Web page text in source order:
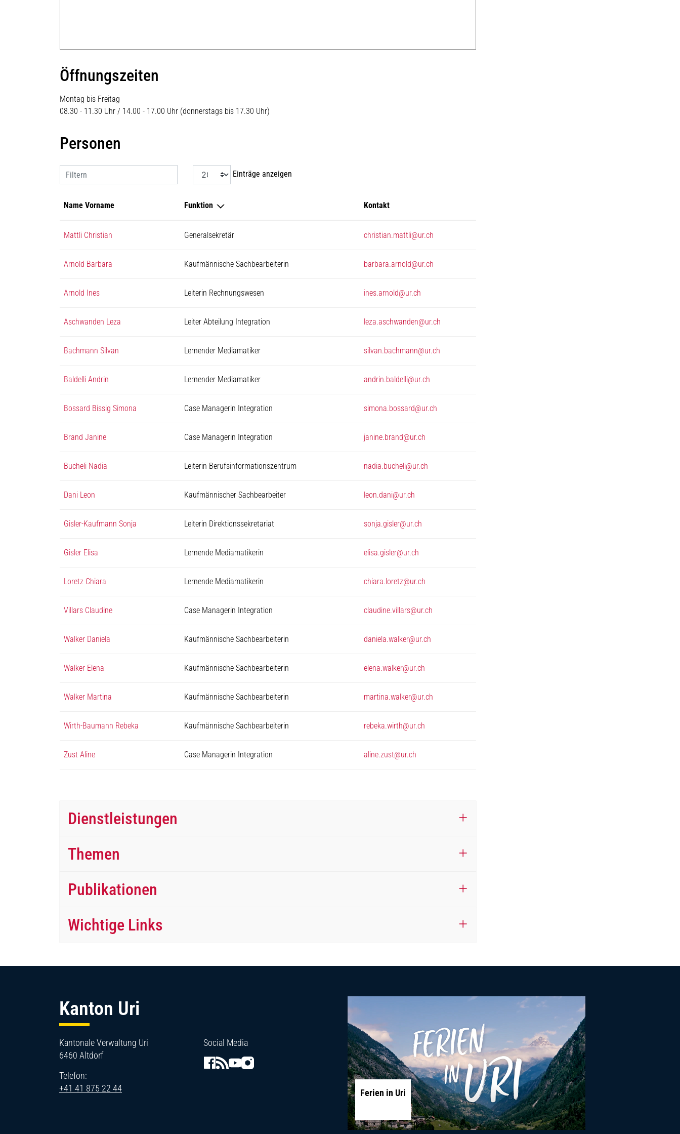
Öffnungszeiten
Montag bis Freitag
08.30 - 11.30 Uhr / 14.00 - 17.00 Uhr (donnerstags bis 17.30 Uhr)
Personen
Filtern Einträge anzeigen
Name Vorname Funktion Kontakt
Mattli Christian Generalsekretär christian.mattli@ur.ch
Arnold Barbara Kaufmännische Sachbearbeiterin barbara.arnold@ur.ch
Arnold Ines Leiterin Rechnungswesen ines.arnold@ur.ch
Aschwanden Leza Leiter Abteilung Integration leza.aschwanden@ur.ch
Bachmann Silvan Lernender Mediamatiker silvan.bachmann@ur.ch
Baldelli Andrin Lernender Mediamatiker andrin.baldelli@ur.ch
Bossard Bissig Simona Case Managerin Integration simona.bossard@ur.ch
Brand Janine Case Managerin Integration janine.brand@ur.ch
Bucheli Nadia Leiterin Berufsinformationszentrum nadia.bucheli@ur.ch
Dani Leon Kaufmännischer Sachbearbeiter leon.dani@ur.ch
Gisler-Kaufmann Sonja Leiterin Direktionssekretariat sonja.gisler@ur.ch
Gisler Elisa Lernende Mediamatikerin elisa.gisler@ur.ch
Loretz Chiara Lernende Mediamatikerin chiara.loretz@ur.ch
Villars Claudine Case Managerin Integration claudine.villars@ur.ch
Walker Daniela Kaufmännische Sachbearbeiterin daniela.walker@ur.ch
Walker Elena Kaufmännische Sachbearbeiterin elena.walker@ur.ch
Walker Martina Kaufmännische Sachbearbeiterin martina.walker@ur.ch
Wirth-Baumann Rebeka Kaufmännische Sachbearbeiterin rebeka.wirth@ur.ch
Zust Aline Case Managerin Integration aline.zust@ur.ch
Dienstleistungen
Themen
Publikationen
Wichtige Links
Kanton Uri
Kantonale Verwaltung Uri
6460 Altdorf
Telefon:
+41 41 875 22 44
Social Media
Ferien in Uri